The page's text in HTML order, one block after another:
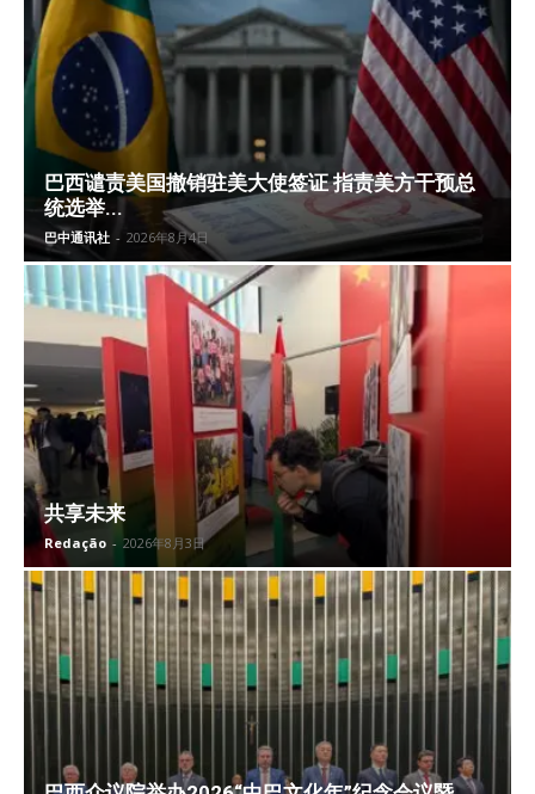
巴西谴责美国撤销驻美大使签证 指责美方干预总
统选举...
巴中通讯社 - 2026年8月4日
共享未来
Redação - 2026年8月3日